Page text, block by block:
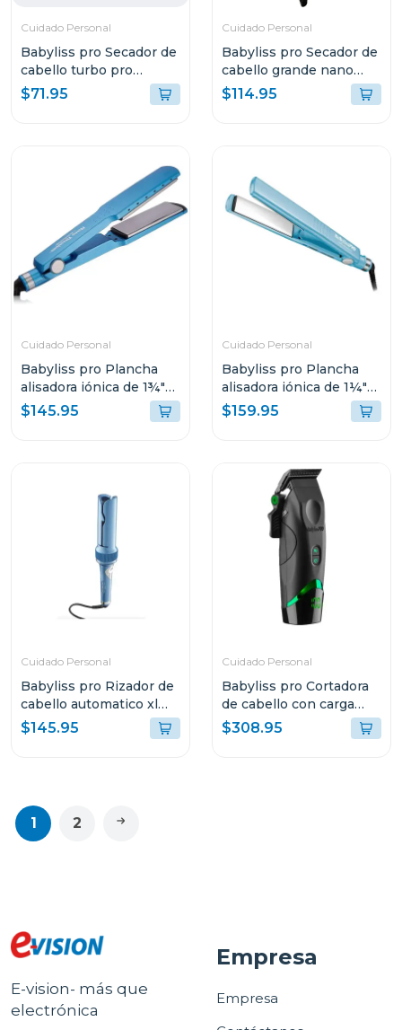
Cuidado Personal
Babyliss pro Secador de
cabello turbo pro
2000w 6 velocidades
307
$71.95
Cuidado Personal
Babyliss pro Secador de
cabello grande nano
titanium protofino
2000w 6610n
$114.95
Cuidado Personal
Babyliss pro Plancha
alisadora iónica de 1¾"
nano titanium 4094tux
$145.95
Cuidado Personal
Babyliss pro Plancha
alisadora iónica de 1¼"
nano titanium 9125tux
$159.95
Cuidado Personal
Babyliss pro Rizador de
cabello automatico xl
miracurlpro 100xlux
$145.95
Cuidado Personal
Babyliss pro Cortadora
de cabello con carga
inalámbrica x tomb45
t45c
$308.95
1 2
E-vision- más que
electrónica
Empresa
Empresa